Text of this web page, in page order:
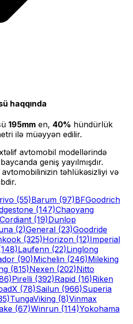
haqqında
195mm en, 40% hündürlük
ilə müəyyən edilir.
avtomobil modellərində
geniş yayılmışdır.
təhlükəsizliyi və
(55)Barum (97)BFGoodrich
(147)Chaoyang
Cordiant (19)Dunlop
(2)General (23)Goodride
(325)Horizon (12)Imperial
Laufenn (22)Linglong
(90)Michelin (246)Mileking
(815)Nexen (202)Nitto
Pirelli (392)Rapid (16)Riken
(78)Sailun (966)Superia
TungaViking (8)Vinmax
(67)Winrun (114)Yokohama